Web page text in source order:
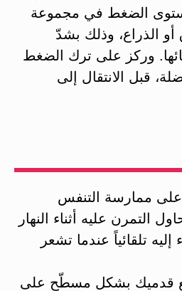
الضغط في مجموعة
الذراع، وذلك بشدّ
وركز على ترك الضغط
قبل الانتقال إلى
ممارسة التنفس
التمرن عليه أثناء النهار
تلقائياً عندما تشعر
قدميك بشكل مسطّح على